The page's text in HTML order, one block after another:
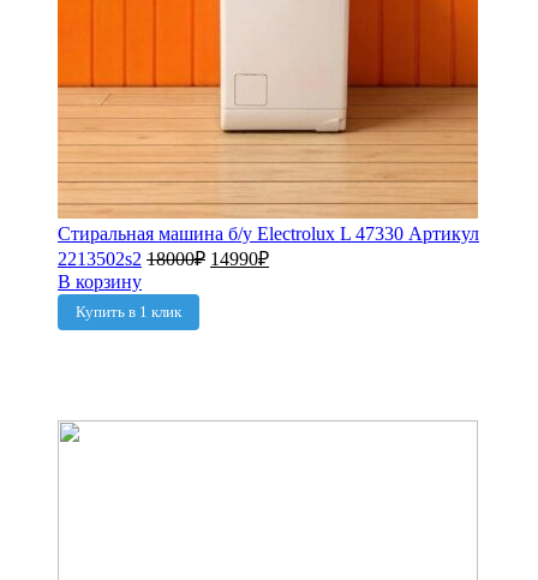
Стиральная машина б/у Electrolux L 47330 Артикул
2213502s2 18000₽ 14990₽
В корзину
Купить в 1 клик